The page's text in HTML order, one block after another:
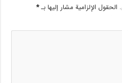
الحقول الإلزامية مشار إليها بـ*